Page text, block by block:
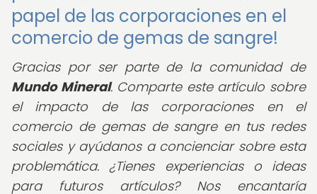
papel de las corporaciones en el
comercio de gemas de sangre!
Gracias por ser parte de la comunidad de
Mundo Mineral. Comparte este artículo sobre
el impacto de las corporaciones en el
comercio de gemas de sangre en tus redes
sociales y ayúdanos a concienciar sobre esta
problemática. ¿Tienes experiencias o ideas
para futuros artículos? Nos encantaría